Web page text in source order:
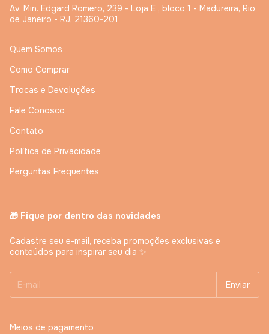
Av. Min. Edgard Romero, 239 - Loja E , bloco 1 - Madureira, Rio
de Janeiro - RJ, 21360-201
Quem Somos
Como Comprar
Trocas e Devoluções
Fale Conosco
Contato
Política de Privacidade
Perguntas Frequentes
🎁 Fique por dentro das novidades
Cadastre seu e-mail, receba promoções exclusivas e
conteúdos para inspirar seu dia ✨
Meios de pagamento